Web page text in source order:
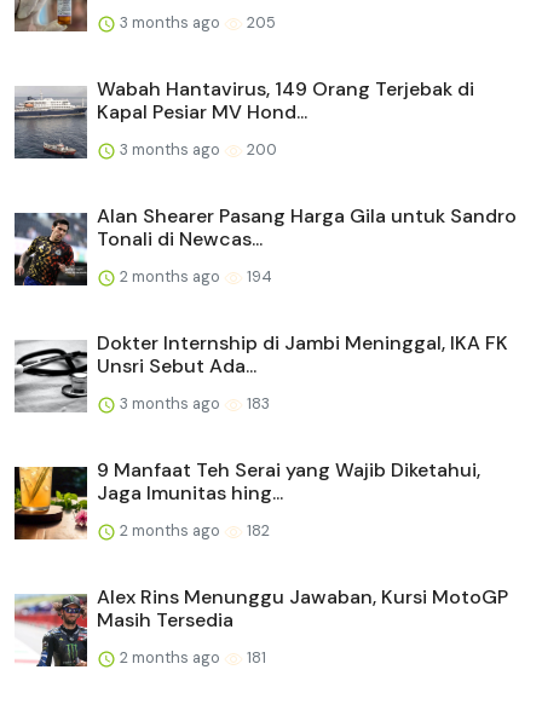
3 months ago 205
Wabah Hantavirus, 149 Orang Terjebak di
Kapal Pesiar MV Hond...
3 months ago 200
Alan Shearer Pasang Harga Gila untuk Sandro
Tonali di Newcas...
2 months ago 194
Dokter Internship di Jambi Meninggal, IKA FK
Unsri Sebut Ada...
3 months ago 183
9 Manfaat Teh Serai yang Wajib Diketahui,
Jaga Imunitas hing...
2 months ago 182
Alex Rins Menunggu Jawaban, Kursi MotoGP
Masih Tersedia
2 months ago 181